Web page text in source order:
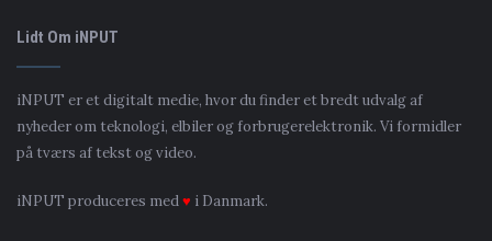
Lidt Om iNPUT
iNPUT er et digitalt medie, hvor du finder et bredt udvalg af
nyheder om teknologi, elbiler og forbrugerelektronik. Vi formidler
på tværs af tekst og video.
iNPUT produceres med♥ i Danmark.